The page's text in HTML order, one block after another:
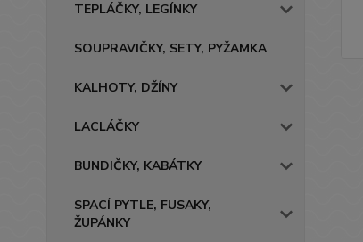
TEPLÁČKY, LEGÍNKY
SOUPRAVIČKY, SETY, PYŽAMKA
KALHOTY, DŽÍNY
LACLÁČKY
BUNDIČKY, KABÁTKY
SPACÍ PYTLE, FUSAKY,
ŽUPÁNKY